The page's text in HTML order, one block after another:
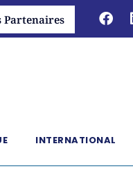
Partenaires
INTERNATIONAL